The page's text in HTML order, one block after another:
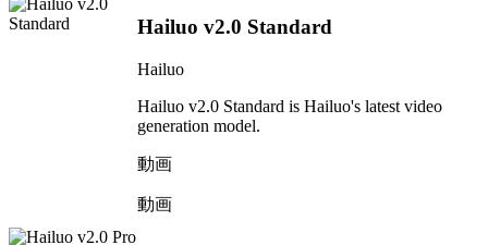
Hailuo v2.0 Standard
Hailuo
Hailuo v2.0 Standard is Hailuo's latest video
generation model.
動画
動画